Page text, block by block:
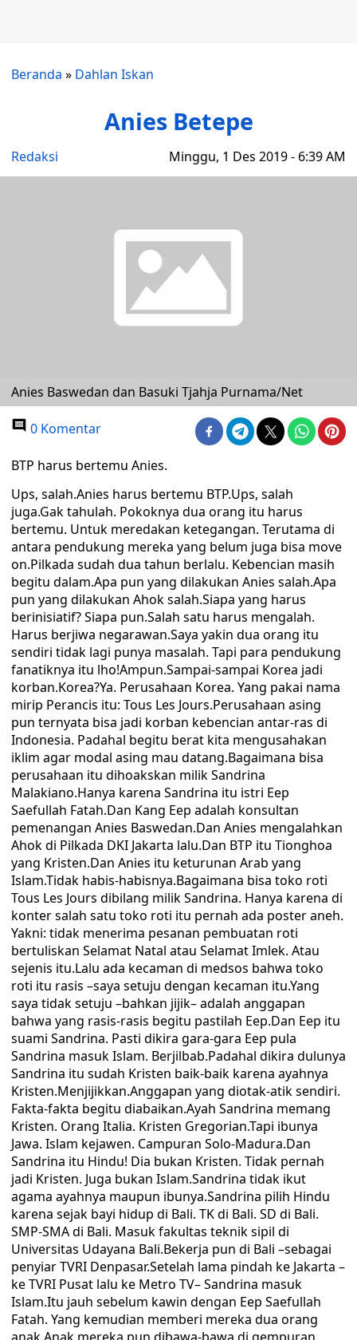
Beranda » Dahlan Iskan
Anies Betepe
Redaksi Minggu, 1 Des 2019 - 6:39 AM
Anies Baswedan dan Basuki Tjahja Purnama/Net
0 Komentar
BTP harus bertemu Anies.
Ups, salah.Anies harus bertemu BTP.Ups, salah
juga.Gak tahulah. Pokoknya dua orang itu harus
bertemu. Untuk meredakan ketegangan. Terutama di
antara pendukung mereka yang belum juga bisa move
on.Pilkada sudah dua tahun berlalu. Kebencian masih
begitu dalam.Apa pun yang dilakukan Anies salah.Apa
pun yang dilakukan Ahok salah.Siapa yang harus
berinisiatif? Siapa pun.Salah satu harus mengalah.
Harus berjiwa negarawan.Saya yakin dua orang itu
sendiri tidak lagi punya masalah. Tapi para pendukung
fanatiknya itu lho!Ampun.Sampai-sampai Korea jadi
korban.Korea?Ya. Perusahaan Korea. Yang pakai nama
mirip Perancis itu: Tous Les Jours.Perusahaan asing
pun ternyata bisa jadi korban kebencian antar-ras di
Indonesia. Padahal begitu berat kita mengusahakan
iklim agar modal asing mau datang.Bagaimana bisa
perusahaan itu dihoakskan milik Sandrina
Malakiano.Hanya karena Sandrina itu istri Eep
Saefullah Fatah.Dan Kang Eep adalah konsultan
pemenangan Anies Baswedan.Dan Anies mengalahkan
Ahok di Pilkada DKI Jakarta lalu.Dan BTP itu Tionghoa
yang Kristen.Dan Anies itu keturunan Arab yang
Islam.Tidak habis-habisnya.Bagaimana bisa toko roti
Tous Les Jours dibilang milik Sandrina. Hanya karena di
konter salah satu toko roti itu pernah ada poster aneh.
Yakni: tidak menerima pesanan pembuatan roti
bertuliskan Selamat Natal atau Selamat Imlek. Atau
sejenis itu.Lalu ada kecaman di medsos bahwa toko
roti itu rasis –saya setuju dengan kecaman itu.Yang
saya tidak setuju –bahkan jijik– adalah anggapan
bahwa yang rasis-rasis begitu pastilah Eep.Dan Eep itu
suami Sandrina. Pasti dikira gara-gara Eep pula
Sandrina masuk Islam. Berjilbab.Padahal dikira dulunya
Sandrina itu sudah Kristen baik-baik karena ayahnya
Kristen.Menjijikkan.Anggapan yang diotak-atik sendiri.
Fakta-fakta begitu diabaikan.Ayah Sandrina memang
Kristen. Orang Italia. Kristen Gregorian.Tapi ibunya
Jawa. Islam kejawen. Campuran Solo-Madura.Dan
Sandrina itu Hindu! Dia bukan Kristen. Tidak pernah
jadi Kristen. Juga bukan Islam.Sandrina tidak ikut
agama ayahnya maupun ibunya.Sandrina pilih Hindu
karena sejak bayi hidup di Bali. TK di Bali. SD di Bali.
SMP-SMA di Bali. Masuk fakultas teknik sipil di
Universitas Udayana Bali.Bekerja pun di Bali –sebagai
penyiar TVRI Denpasar.Setelah lama pindah ke Jakarta –
ke TVRI Pusat lalu ke Metro TV– Sandrina masuk
Islam.Itu jauh sebelum kawin dengan Eep Saefullah
Fatah. Yang kemudian memberi mereka dua orang